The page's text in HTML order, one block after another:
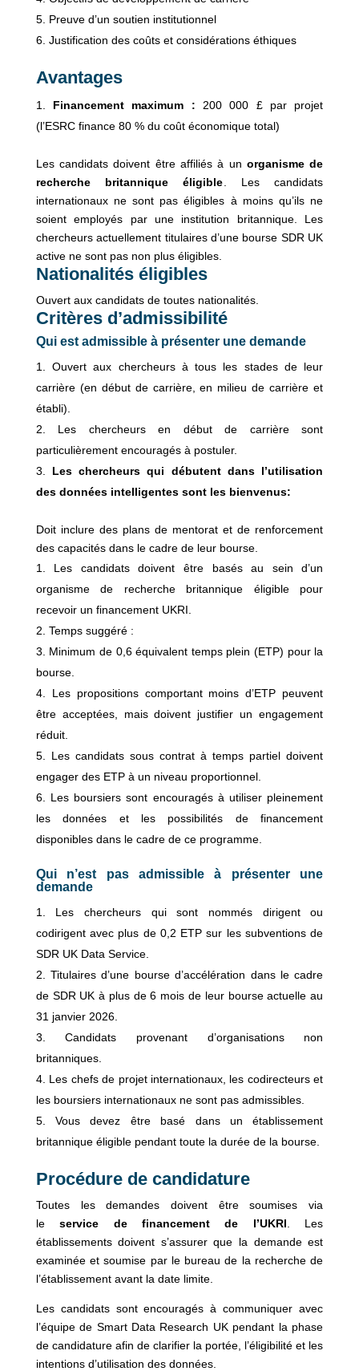
Preuve d’un soutien institutionnel
Justification des coûts et considérations éthiques
Avantages
Financement maximum : 200 000 £ par projet
(l’ESRC finance 80 % du coût économique total)
Les candidats doivent être affiliés à un organisme de
recherche britannique éligible . Les candidats
internationaux ne sont pas éligibles à moins qu’ils ne
soient employés par une institution britannique. Les
chercheurs actuellement titulaires d’une bourse SDR UK
active ne sont pas non plus éligibles.
Nationalités éligibles
Ouvert aux candidats de toutes nationalités.
Critères d’admissibilité
Qui est admissible à présenter une demande
Ouvert aux chercheurs à tous les stades de leur
carrière (en début de carrière, en milieu de carrière et
établi).
Les chercheurs en début de carrière sont
particulièrement encouragés à postuler.
Les chercheurs qui débutent dans l’utilisation
des données intelligentes sont les bienvenus:
Doit inclure des plans de mentorat et de renforcement
des capacités dans le cadre de leur bourse.
Les candidats doivent être basés au sein d’un
organisme de recherche britannique éligible pour
recevoir un financement UKRI.
Temps suggéré :
Minimum de 0,6 équivalent temps plein (ETP) pour la
bourse.
Les propositions comportant moins d’ETP peuvent
être acceptées, mais doivent justifier un engagement
réduit.
Les candidats sous contrat à temps partiel doivent
engager des ETP à un niveau proportionnel.
Les boursiers sont encouragés à utiliser pleinement
les données et les possibilités de financement
disponibles dans le cadre de ce programme.
Qui n’est pas admissible à présenter une
demande
Les chercheurs qui sont nommés dirigent ou
codirigent avec plus de 0,2 ETP sur les subventions de
SDR UK Data Service.
Titulaires d’une bourse d’accélération dans le cadre
de SDR UK à plus de 6 mois de leur bourse actuelle au
31 janvier 2026.
Candidats provenant d’organisations non
britanniques.
Les chefs de projet internationaux, les codirecteurs et
les boursiers internationaux ne sont pas admissibles.
Vous devez être basé dans un établissement
britannique éligible pendant toute la durée de la bourse.
Procédure de candidature
Toutes les demandes doivent être soumises via
leservice de financement de l’UKRI . Les
établissements doivent s’assurer que la demande est
examinée et soumise par le bureau de la recherche de
l’établissement avant la date limite.
Les candidats sont encouragés à communiquer avec
l’équipe de Smart Data Research UK pendant la phase
de candidature afin de clarifier la portée, l’éligibilité et les
intentions d’utilisation des données.